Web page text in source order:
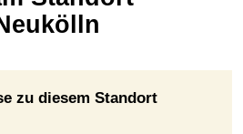
zu diesem Standort